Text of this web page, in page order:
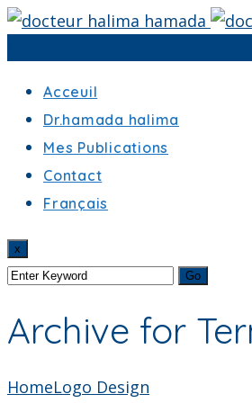
Acceuil
Dr.hamada halima
Mes Publications
Contact
Français
x
Archive for
HomeLogo Design